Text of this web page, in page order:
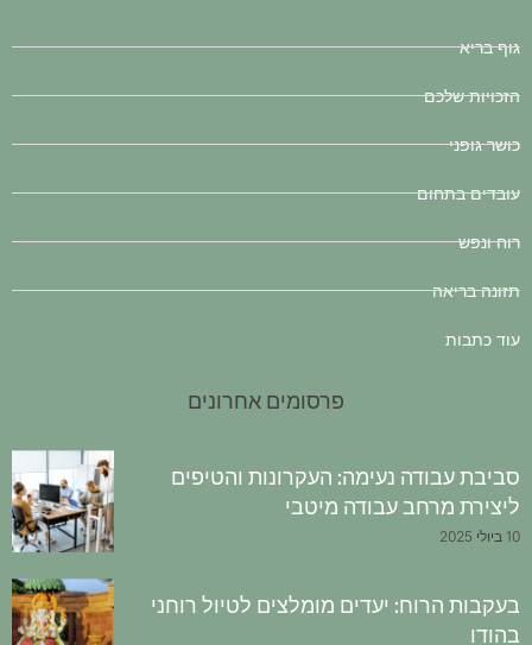
גוף בריא
הזכויות שלכם
כושר גופני
עובדים בתחום
רוח ונפש
תזונה בריאה
עוד כתבות
פרסומים אחרונים
סביבת עבודה נעימה: העקרונות והטיפים
ליצירת מרחב עבודה מיטבי
10 ביולי 2025
בעקבות הרוח: יעדים מומלצים לטיול רוחני
בהודו